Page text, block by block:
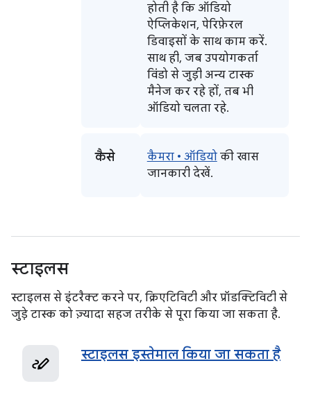
होती है कि ऑडियो
ऐप्लिकेशन, पेरिफ़ेरल
डिवाइसों के साथ काम करें.
साथ ही, जब उपयोगकर्ता
विंडो से जुड़ी अन्य टास्क
मैनेज कर रहे हों, तब भी
ऑडियो चलता रहे.
कैसे कैमरा • ऑडियोकी खास
जानकारी देखें.
स्टाइलस
स्टाइलस से इंटरैक्ट करने पर, क्रिएटिविटी और प्रॉडक्टिविटी से
जुड़े टास्क को ज़्यादा सहज तरीके से पूरा किया जा सकता है.
स्टाइलस इस्तेमाल किया जा सकता है